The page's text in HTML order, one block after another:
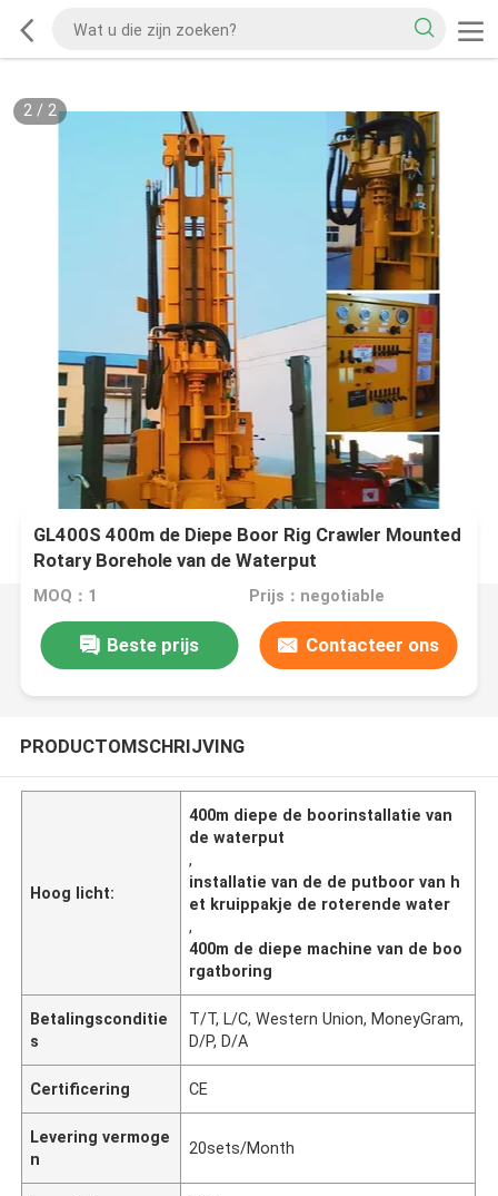
2/ 2
GL400S 400m de Diepe Boor Rig Crawler Mounted
Rotary Borehole van de Waterput
MOQ：1 Prijs：negotiable
Beste prijs Contacteer ons
PRODUCTOMSCHRIJVING
Hoog licht:
400m diepe de boorinstallatie van
de waterput
,
installatie van de de putboor van h
et kruippakje de roterende water
,
400m de diepe machine van de boo
rgatboring
Betalingsconditie
s
T/T, L/C, Western Union, MoneyGram,
D/P, D/A
Certificering CE
Levering vermoge
n
20sets/Month